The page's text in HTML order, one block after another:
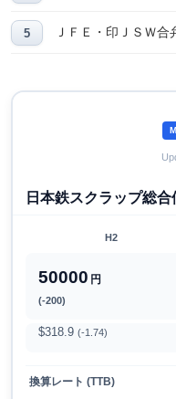
ＪＦＥ・印ＪＳＷ
日本鉄スクラップ総合
H2
50000 円
(-200)
$318.9 (-1.74)
換算レート (TTB)